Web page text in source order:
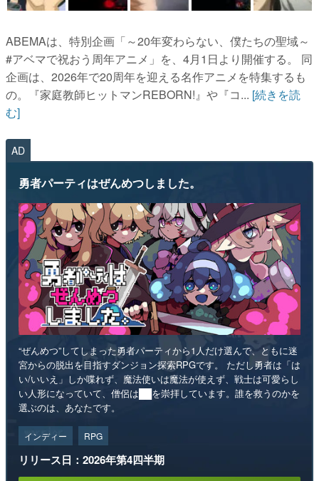
ABEMAは、特別企画「～20年変わらない、僕たちの聖域～
#アベマで祝おう周年アニメ」を、4月1日より開催する。 同
企画は、2026年で20周年を迎える名作アニメを特集するも
の。『家庭教師ヒットマンREBORN!』や『コ... [続きを読
む]
AD
勇者パーティはぜんめつしました。
“ぜんめつ”してしまった勇者パーティから1人だけ選んで、ともに迷
宮からの脱出を目指すダンジョン探索RPGです。 ただし勇者は「は
い/いいえ」しか喋れず、魔法使いは魔法が使えず、戦士は可愛らし
い人形になっていて、僧侶は██を崇拝しています。誰を救うのかを
選ぶのは、あなたです。
インディー RPG
リリース日：2026年第4四半期